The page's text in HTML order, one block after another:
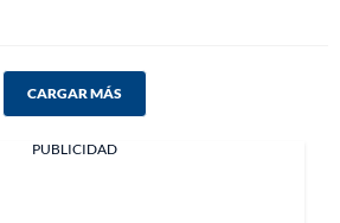
CARGAR MÁS
PUBLICIDAD